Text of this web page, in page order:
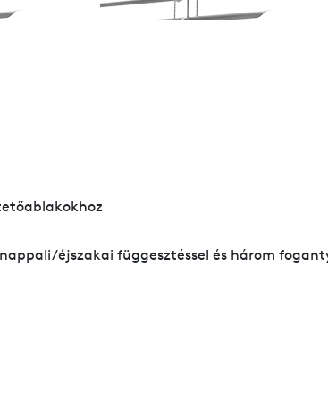
éjszakai függesztéssel és három